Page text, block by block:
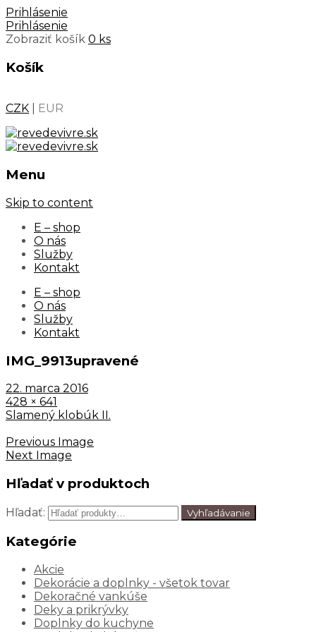
Prihlásenie
Prihlásenie
Zobraziť košík 0 ks
Košík
CZK EUR
Menu
Skip to content
E – shop
O nás
Služby
Kontakt
E – shop
O nás
Služby
Kontakt
IMG_9913upravené
22. marca 2016
428 × 641
Slamený klobúk II.
Previous Image
Next Image
Hľadať v produktoch
Hľadať: Vyhľadávanie
Kategórie
Akcie
Dekorácie a doplnky - všetok tovar
Dekoračné vankúše
Deky a prikrývky
Doplnky do kuchyne